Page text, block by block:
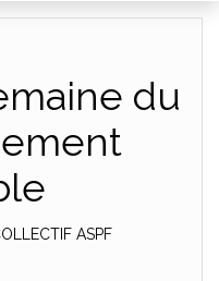
du
ASPF